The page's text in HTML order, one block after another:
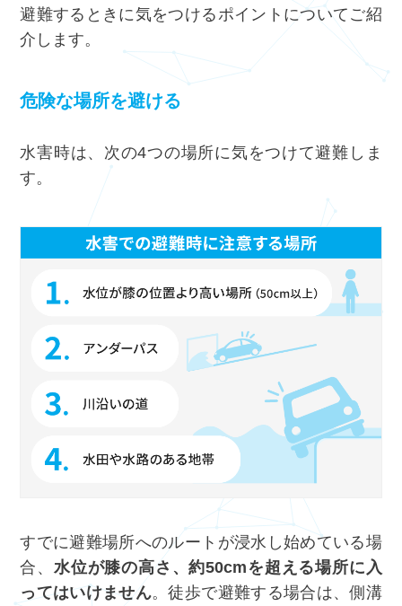
避難するときに気をつけるポイントについてご紹
介します。
危険な場所を避ける
水害時は、次の4つの場所に気をつけて避難しま
す。
すでに避難場所へのルートが浸水し始めている場
合、 水位が膝の高さ、約50cmを超える場所に入
ってはいけません。徒歩で避難する場合は、側溝